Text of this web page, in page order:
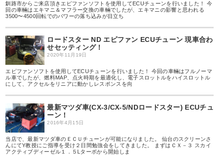
釧路市からご来店頂きエピファンソフトを使用してECUチューンを行いました！ 今
回の車輛はエキマニ＆マフラー交換の車輛でしたが、エキマニの影響と思われる
3500〜4500回転でのパワーの落ち込みが目立ち
ロードスター ND エピファン ECUチューン 現車合わ
せセッティング！
2020年11月19日
エピファンソフトを使用してECUチューンを行いました！ 今回の車輛はフルノーマ
ル車でしたが、燃料MAP、点火時期を最適化し、電子スロットルをハイスロットル
にして、アクセルをリニアに動かしレスポンスを向
最新マツダ車(CX-3/CX-5/NDロードスター) ECUチュ
ーン！
2016年4月15日
当店で、最新マツダ車のＥＣＵチューンが可能になりました。 仙台のスクリーンさ
んにてY教授にご指導を受け２日間勉強会をしてきました。 まずはＣＸ－３ スカイ
アクティブディーゼル１．５Lターボから開始しま